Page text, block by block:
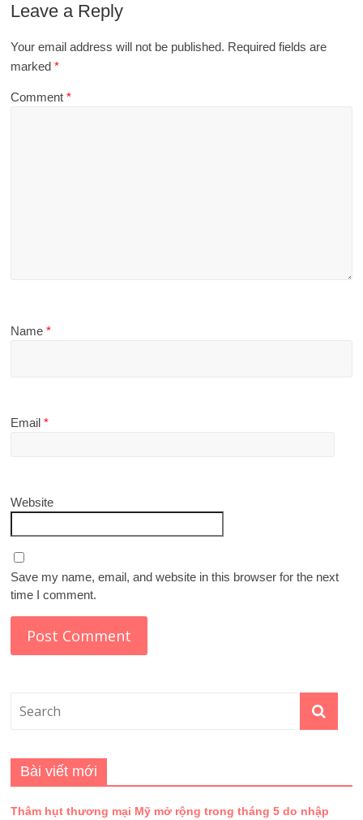
Leave a Reply
Your email address will not be published. Required fields are
marked*
Comment*
Name*
Email*
Website
Save my name, email, and website in this browser for the next
time I comment.
Bài viết mới
Thâm hụt thương mại Mỹ mở rộng trong tháng 5 do nhập